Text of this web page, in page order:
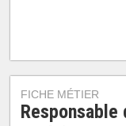
FICHE MÉTIER